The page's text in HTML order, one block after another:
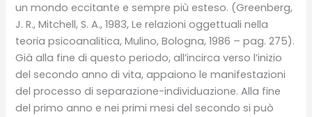
un mondo eccitante e sempre più esteso. (Greenberg,
J. R., Mitchell, S. A., 1983, Le relazioni oggettuali nella
teoria psicoanalitica, Mulino, Bologna, 1986 – pag. 275).
Già alla fine di questo periodo, all’incirca verso l’inizio
del secondo anno di vita, appaiono le manifestazioni
del processo di separazione-individuazione. Alla fine
del primo anno e nei primi mesi del secondo si può